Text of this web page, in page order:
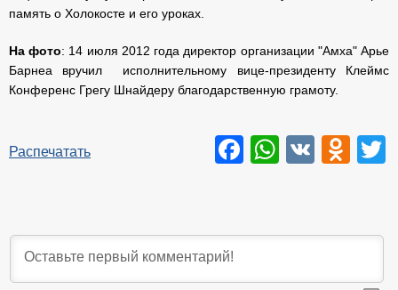
память о Холокосте и его уроках.
На фото: 14 июля 2012 года директор организации "Амха" Арье
Барнеа вручил исполнительному вице-президенту Клеймс
Конференс Грегу Шнайдеру благодарственную грамоту.
Распечатать Facebook
VK